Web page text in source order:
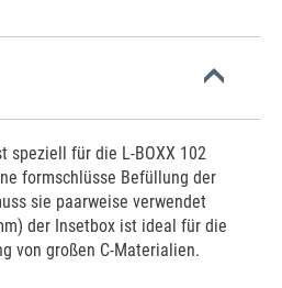
speziell für die L-BOXX 102
formschlüsse Befüllung der
sie paarweise verwendet
der Insetbox ist ideal für die
von großen C-Materialien.